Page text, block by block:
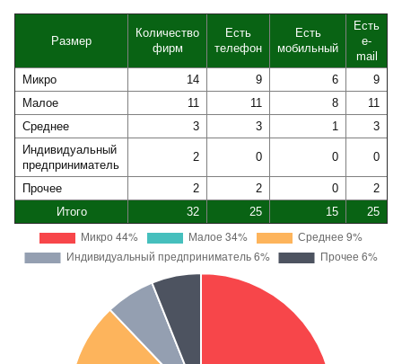
Размер
Количество
фирм
Есть
телефон
Есть
мобильный
Есть
e-
mail
Микро
14 9 6
9
Малое
11 11 8
11
Среднее
3 3 1
3
Индивидуальный
предприниматель
2 0 0 0
Прочее 2 2 0
2
Итого
32 25 15 25